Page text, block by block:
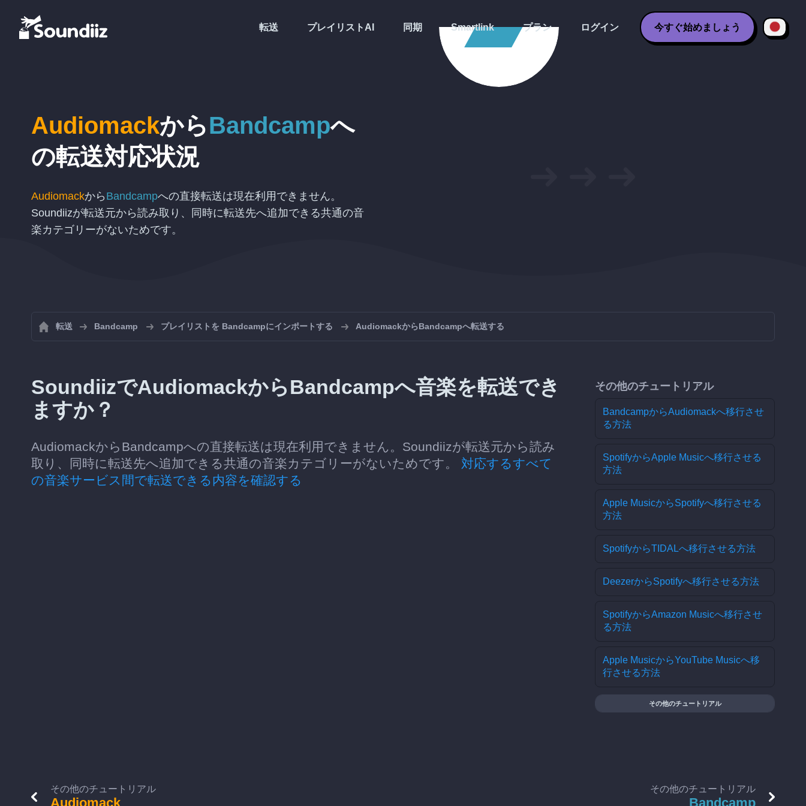
転送 プレイリストAI 同期 Smartlink プラン ログイン 今すぐ始めましょう
AudiomackからBandcampへ
の転送対応状況
Audiomackから Bandcampへの直接転送は現在利用できません。
Soundiizが転送元から読み取り、同時に転送先へ追加できる共通の音
楽カテゴリーがないためです。
転送 Bandcamp プレイリストを Bandcampにインポートする AudiomackからBandcampへ転送する
SoundiizでAudiomackからBandcampへ音楽を転送でき
ますか？
AudiomackからBandcampへの直接転送は現在利用できません。Soundiizが転送元から読み
取り、同時に転送先へ追加できる共通の音楽カテゴリーがないためです。 対応するすべて
の音楽サービス間で転送できる内容を確認する
その他のチュートリアル
BandcampからAudiomackへ移行させ
る方法
SpotifyからApple Musicへ移行させる
方法
Apple MusicからSpotifyへ移行させる
方法
SpotifyからTIDALへ移行させる方法
DeezerからSpotifyへ移行させる方法
SpotifyからAmazon Musicへ移行させ
る方法
Apple MusicからYouTube Musicへ移
行させる方法
その他のチュートリアル
その他のチュートリアル
Audiomack
その他のチュートリアル
Bandcamp